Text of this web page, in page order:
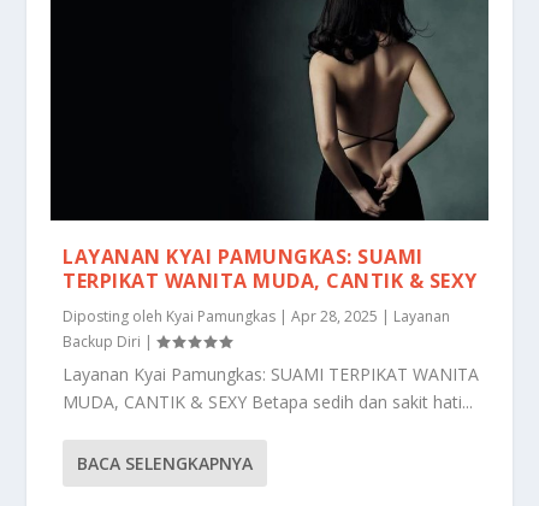
LAYANAN KYAI PAMUNGKAS: SUAMI
TERPIKAT WANITA MUDA, CANTIK & SEXY
Diposting oleh Kyai Pamungkas |Apr 28, 2025 | Layanan
Backup Diri |
Layanan Kyai Pamungkas: SUAMI TERPIKAT WANITA
MUDA, CANTIK & SEXY Betapa sedih dan sakit hati...
BACA SELENGKAPNYA